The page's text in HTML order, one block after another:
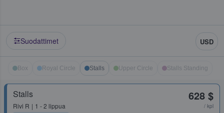
Suodattimet USD
Box Royal Circle Stalls Upper Circle Stalls Standing
Stalls
Rivi R
1 - 2 lippua
628 $
/ kpl